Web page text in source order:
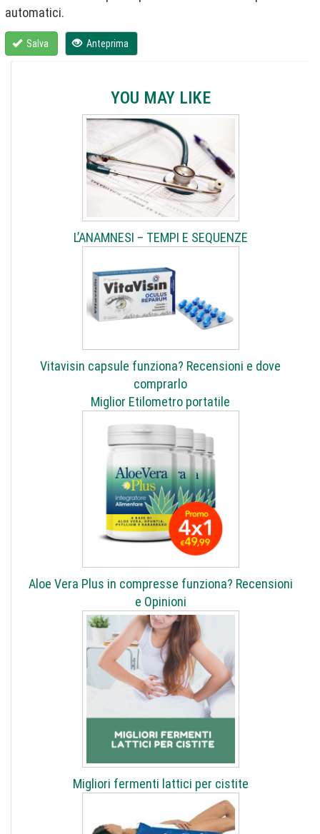
automatici.
Salva Anteprima
YOU MAY LIKE
L’ANAMNESI – TEMPI E SEQUENZE
Vitavisin capsule funziona? Recensioni e dove
comprarlo
Miglior Etilometro portatile
Aloe Vera Plus in compresse funziona? Recensioni
e Opinioni
Migliori fermenti lattici per cistite